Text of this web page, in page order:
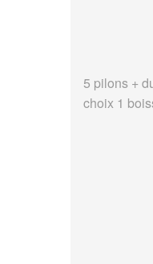
5 pilons +
choix 1